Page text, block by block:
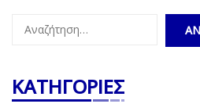
Αναζήτηση
ΚΑΤΗΓΟΡΙΕΣ